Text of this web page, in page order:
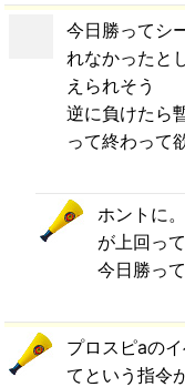
今日勝ってシ
れなかったと
えられそう
逆に負けたら
って終わって
ホントに
が上回っ
今日勝っ
プロスピaの
てという指令